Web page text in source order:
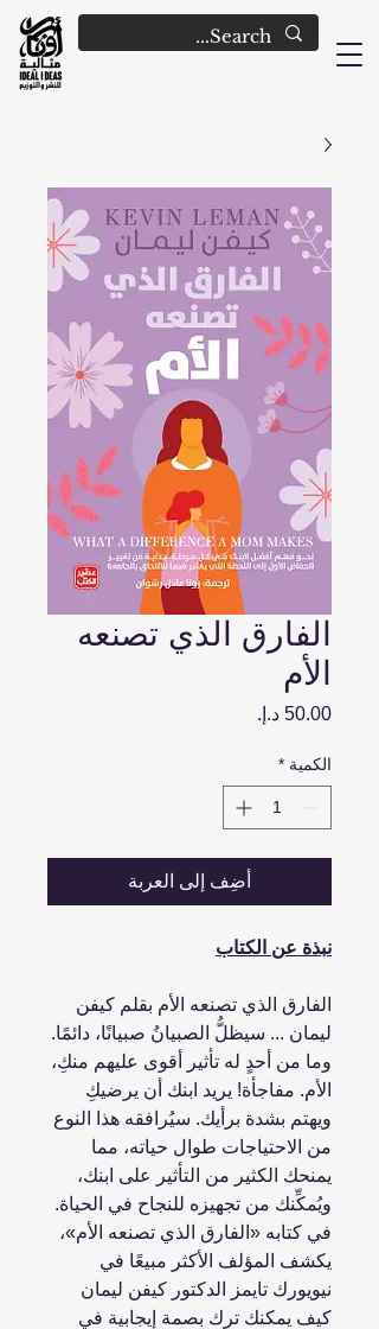
الفارق الذي تصنعه
الأم
الكمية *
أضِف إلى العربة
نبذة عن الكتاب
الفارق الذي تصنعه الأم بقلم كيفن
ليمان ... سيظلُّ الصبيانُ صبيانًا، دائمًا.
وما من أحدٍ له تأثير أقوى عليهم منكِ،
الأم. مفاجأة! يريد ابنك أن يرضيكِ
ويهتم بشدة برأيك. سيُرافقه هذا النوع
من الاحتياجات طوال حياته، مما
يمنحك الكثير من التأثير على ابنك،
ويُمكِّنك من تجهيزه للنجاح في الحياة.
في كتابه «الفارق الذي تصنعه الأم»،
يكشف المؤلف الأكثر مبيعًا في
نيويورك تايمز الدكتور كيفن ليمان
كيف يمكنك ترك بصمة إيجابية في